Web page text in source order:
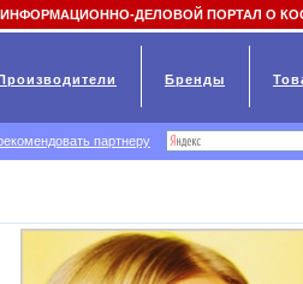
ИНФОРМАЦИОННО-ДЕЛОВОЙ ПОРТАЛ О
Бренды
партнеру